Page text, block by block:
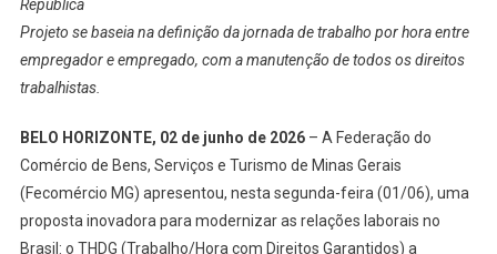
República
Projeto se baseia na definição da jornada de trabalho por hora entre
empregador e empregado, com a manutenção de todos os direitos
trabalhistas.
BELO HORIZONTE, 02 de junho de 2026– A Federação do
Comércio de Bens, Serviços e Turismo de Minas Gerais
(Fecomércio MG) apresentou, nesta segunda-feira (01/06), uma
proposta inovadora para modernizar as relações laborais no
Brasil: o THDG (Trabalho/Hora com Direitos Garantidos) a